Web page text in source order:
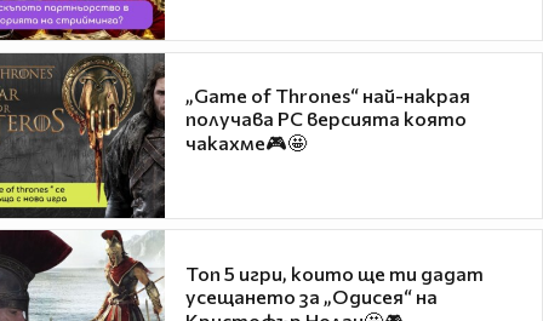
„Game of Thrones“ най-накрая
получава PC версията която
чакахме🎮🤩
Топ 5 игри, които ще ти дадат
усещането за „Одисея“ на